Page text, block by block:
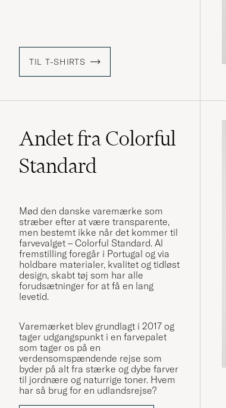
TIL T-SHIRTS
Andet fra Colorful
Standard
Mød den danske varemærke som
stræber efter at være transparente,
men bestemt ikke når det kommer til
farvevalget – Colorful Standard. Al
fremstilling foregår i Portugal og via
holdbare materialer, kvalitet og tidløst
design, skabt tøj som har alle
forudsætninger for at få en lang
levetid.
Varemærket blev grundlagt i 2017 og
tager udgangspunkt i en farvepalet
som tager os på en
verdensomspændende rejse som
byder på alt fra stærke og dybe farver
til jordnære og naturrige toner. Hvem
har så brug for en udlandsrejse?